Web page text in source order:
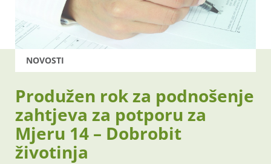
NOVOSTI
Produžen rok za podnošenje
zahtjeva za potporu za
Mjeru 14 – Dobrobit
životinja